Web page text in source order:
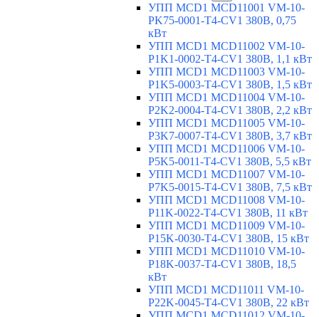
УПП MCD1 MCD11001 VM-10-
PK75-0001-T4-CV1 380В, 0,75
кВт
УПП MCD1 MCD11002 VM-10-
P1K1-0002-T4-CV1 380В, 1,1 кВт
УПП MCD1 MCD11003 VM-10-
P1K5-0003-T4-CV1 380В, 1,5 кВт
УПП MCD1 MCD11004 VM-10-
P2K2-0004-T4-CV1 380В, 2,2 кВт
УПП MCD1 MCD11005 VM-10-
P3K7-0007-T4-CV1 380В, 3,7 кВт
УПП MCD1 MCD11006 VM-10-
P5K5-0011-T4-CV1 380В, 5,5 кВт
УПП MCD1 MCD11007 VM-10-
P7K5-0015-T4-CV1 380В, 7,5 кВт
УПП MCD1 MCD11008 VM-10-
P11K-0022-T4-CV1 380В, 11 кВт
УПП MCD1 MCD11009 VM-10-
P15K-0030-T4-CV1 380В, 15 кВт
УПП MCD1 MCD11010 VM-10-
P18K-0037-T4-CV1 380В, 18,5
кВт
УПП MCD1 MCD11011 VM-10-
P22K-0045-T4-CV1 380В, 22 кВт